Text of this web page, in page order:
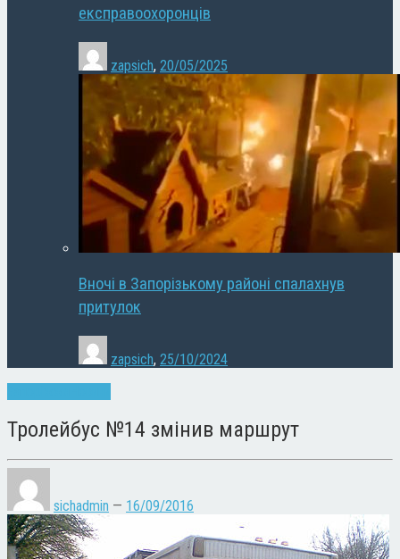
експравоохоронців
zapsich, 20/05/2025
Вночі в Запорізькому районі спалахнув
притулок
zapsich, 25/10/2024
Тролейбус №14 змінив маршрут
sichadmin — 16/09/2016